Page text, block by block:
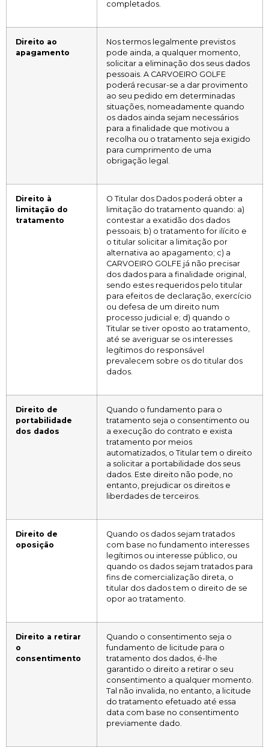
completados.
Direito ao
apagamento
Nos termos legalmente previstos
pode ainda, a qualquer momento,
solicitar a eliminação dos seus dados
pessoais. A CARVOEIRO GOLFE
poderá recusar-se a dar provimento
ao seu pedido em determinadas
situações, nomeadamente quando
os dados ainda sejam necessários
para a finalidade que motivou a
recolha ou o tratamento seja exigido
para cumprimento de uma
obrigação legal.
Direito à
limitação do
tratamento
O Titular dos Dados poderá obter a
limitação do tratamento quando: a)
contestar a exatidão dos dados
pessoais; b) o tratamento for ilícito e
o titular solicitar a limitação por
alternativa ao apagamento; c) a
CARVOEIRO GOLFE já não precisar
dos dados para a finalidade original,
sendo estes requeridos pelo titular
para efeitos de declaração, exercício
ou defesa de um direito num
processo judicial e; d) quando o
Titular se tiver oposto ao tratamento,
até se averiguar se os interesses
legítimos do responsável
prevalecem sobre os do titular dos
dados.
Direito de
portabilidade
dos dados
Quando o fundamento para o
tratamento seja o consentimento ou
a execução do contrato e exista
tratamento por meios
automatizados, o Titular tem o direito
a solicitar a portabilidade dos seus
dados. Este direito não pode, no
entanto, prejudicar os direitos e
liberdades de terceiros.
Direito de
oposição
Quando os dados sejam tratados
com base no fundamento interesses
legítimos ou interesse público, ou
quando os dados sejam tratados para
fins de comercialização direta, o
titular dos dados tem o direito de se
opor ao tratamento.
Direito a retirar
o
consentimento
Quando o consentimento seja o
fundamento de licitude para o
tratamento dos dados, é-lhe
garantido o direito a retirar o seu
consentimento a qualquer momento.
Tal não invalida, no entanto, a licitude
do tratamento efetuado até essa
data com base no consentimento
previamente dado.